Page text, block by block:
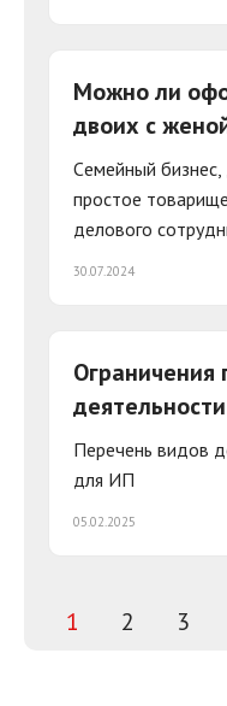
Можно ли
двоих с
Cемейный бизнес,
простое
делового
30.07.2024
Ограничения
Перечень видов
для ИП
05.02.2025
1 2 3